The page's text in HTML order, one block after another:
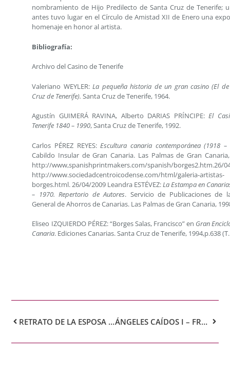
nombramiento de Hijo Predilecto de Santa Cruz de Tenerife;
antes tuvo lugar en el Círculo de Amistad XII de Enero una
homenaje en honor al artista.
Bibliografía:
Archivo del Casino de Tenerife
Valeriano WEYLER: La pequeña historia de un gran casino (El
Cruz de Tenerife).Santa Cruz de Tenerife, 1964.
Agustín GUIMERÁ RAVINA, Alberto DARIAS PRÍNCIPE:El
Tenerife 1840 – 1990, Santa Cruz de Tenerife, 1992.
Carlos PÉREZ REYES: Escultura canaria contemporánea (1918 –
Cabildo Insular de Gran Canaria. Las Palmas de Gran
http://www,spanishprintmakers.com/spanish/borges2.htm.26/
http://www.sociedadcentroicodense.com/html/galeria-artistas-
borges.html. 26/04/2009 Leandra ESTÉVEZ: La Estampa en
– 1970. Repertorio de Autores. Servicio de Publicaciones de
General de Ahorros de Canarias. Las Palmas de Gran Canaria,
Eliseo IZQUIERDO PÉREZ: “Borges Salas, Francisco” en Gran
Canaria. Ediciones Canarias. Santa Cruz de Tenerife, 1994,p.638
RETRATO DE LA ESPOSA DEL PINTOR – ÁLVARO FARIÑA ÁLVAREZ ÁNGELES CAÍDOS I – FRANCISCO BORGES SALAS